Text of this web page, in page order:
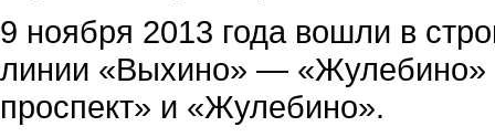
9 ноября 2013 года вошли в
линии «Выхино» — «Жулебино»
проспект» и «Жулебино».